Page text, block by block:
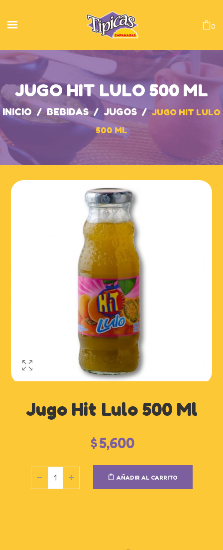
0
JUGO HIT LULO 500 ML
INICIO / BEBIDAS / JUGOS / JUGO HIT LULO
500 ML
Jugo Hit Lulo 500 Ml
$5,600
AÑADIR AL CARRITO